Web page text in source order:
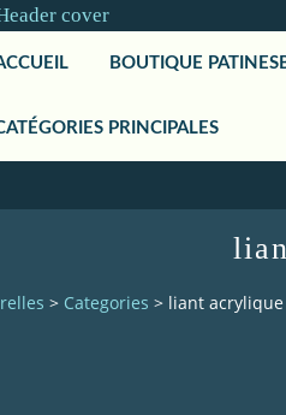
BOUTIQUE
PRINCIPALES
> Categories > liant